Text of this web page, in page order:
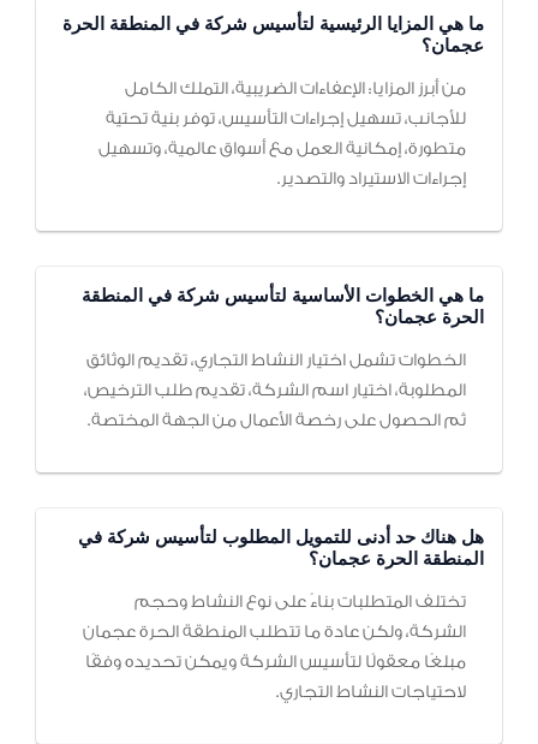
ما هي المزايا الرئيسية لتأسيس شركة في المنطقة الحرة
عجمان؟
من أبرز المزايا: الإعفاءات الضريبية، التملك الكامل
للأجانب، تسهيل إجراءات التأسيس، توفر بنية تحتية
متطورة، إمكانية العمل مع أسواق عالمية، وتسهيل
إجراءات الاستيراد والتصدير.
ما هي الخطوات الأساسية لتأسيس شركة في المنطقة
الحرة عجمان؟
الخطوات تشمل اختيار النشاط التجاري، تقديم الوثائق
المطلوبة، اختيار اسم الشركة، تقديم طلب الترخيص،
ثم الحصول على رخصة الأعمال من الجهة المختصة.
هل هناك حد أدنى للتمويل المطلوب لتأسيس شركة في
المنطقة الحرة عجمان؟
تختلف المتطلبات بناءً على نوع النشاط وحجم
الشركة، ولكن عادة ما تتطلب المنطقة الحرة عجمان
مبلغًا معقولًا لتأسيس الشركة ويمكن تحديده وفقًا
لاحتياجات النشاط التجاري.